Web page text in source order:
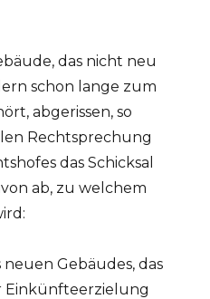
das nicht neu
schon lange zum
abgerissen, so
Rechtsprechung
das Schicksal
ab, zu welchem
Gebäudes, das